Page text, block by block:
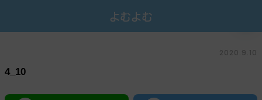
2020.9.10
4_10